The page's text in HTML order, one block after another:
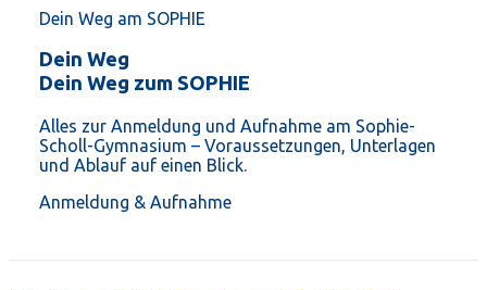
Dein Weg am SOPHIE
Dein Weg
Dein Weg zum SOPHIE
Alles zur Anmeldung und Aufnahme am Sophie-
Scholl-Gymnasium – Voraussetzungen, Unterlagen
und Ablauf auf einen Blick.
Anmeldung & Aufnahme